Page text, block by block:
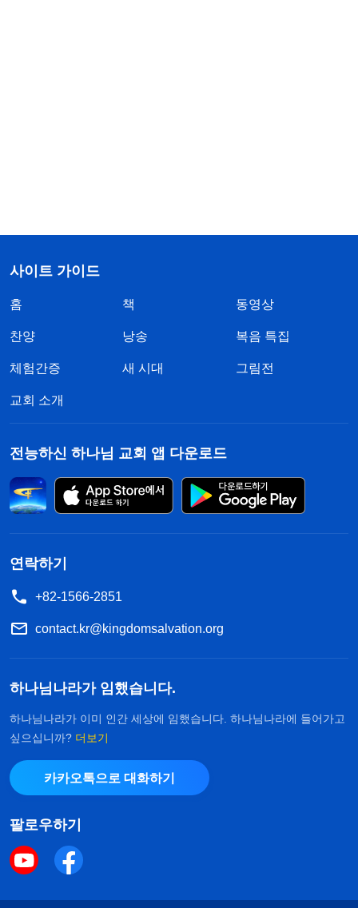
사이트 가이드
홈 책 동영상
찬양 낭송 복음 특집
체험간증 새 시대 그림전
교회 소개
전능하신 하나님 교회 앱 다운로드
연락하기
+82-1566-2851
contact.kr@kingdomsalvation.org
하나님나라가 임했습니다.
하나님나라가 이미 인간 세상에 임했습니다. 하나님나라에 들어가고
싶으십니까? 더보기
카카오톡으로 대화하기
팔로우하기